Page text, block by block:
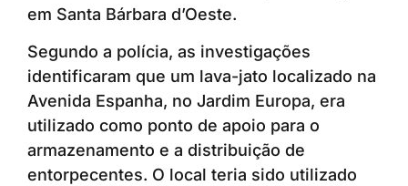
em Santa Bárbara d’Oeste.
Segundo a polícia, as investigações
identificaram que um lava-jato localizado na
Avenida Espanha, no Jardim Europa, era
utilizado como ponto de apoio para o
armazenamento e a distribuição de
entorpecentes. O local teria sido utilizado